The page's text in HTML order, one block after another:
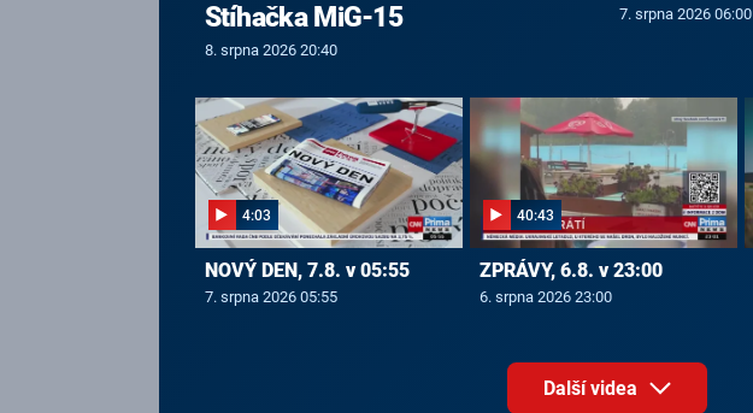
Stíhačka MiG-15
8. srpna 2026 20:40
7. srpna 2026 06:00
4:03
NOVÝ DEN, 7.8. v 05:55
7. srpna 2026 05:55
40:43
ZPRÁVY, 6.8. v 23:00
6. srpna 2026 23:00
Další videa